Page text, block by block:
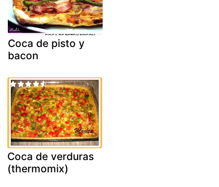
Coca de pisto y
bacon
Coca de verduras
(thermomix)